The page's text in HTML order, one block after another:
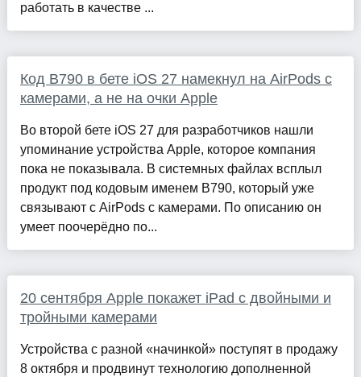
работать в качестве ...
Код B790 в бете iOS 27 намекнул на AirPods с
камерами, а не на очки Apple
Во второй бете iOS 27 для разработчиков нашли
упоминание устройства Apple, которое компания
пока не показывала. В системных файлах всплыл
продукт под кодовым именем B790, который уже
связывают с AirPods с камерами. По описанию он
умеет поочерёдно по...
20 сентября Apple покажет iPad с двойными и
тройными камерами
Устройства с разной «начинкой» поступят в продажу
8 октября и продвинут технологию дополненной